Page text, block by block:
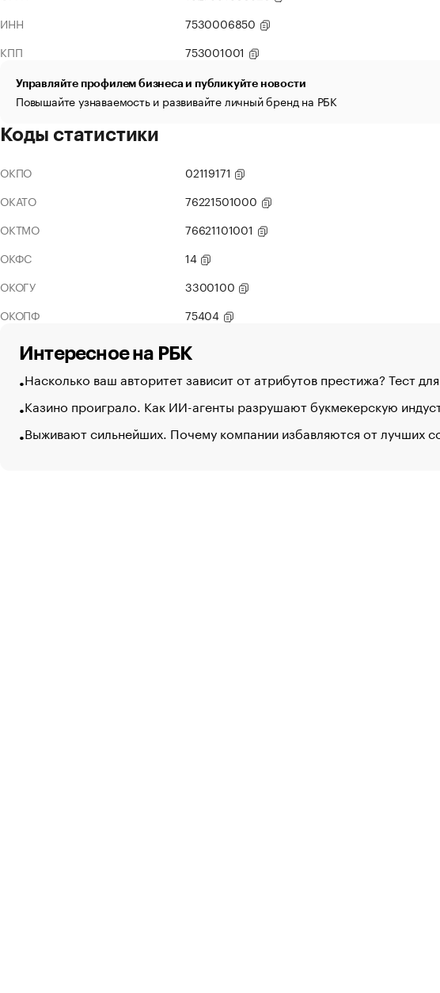
ИНН
7530006850
КПП
753001001
Управляйте профилем бизнеса и публикуйте новости
Повышайте узнаваемость и развивайте личный бренд на РБК
Коды статистики
ОКПО
02119171
ОКАТО
76221501000
ОКТМО
76621101001
ОКФС
14
ОКОГУ
3300100
ОКОПФ
75404
Интересное на РБК
Насколько ваш авторитет зависит от атрибутов престижа? Тест
Казино проиграло. Как ИИ-агенты разрушают букмекерскую
Выживают сильнейших. Почему компании избавляются от лучших